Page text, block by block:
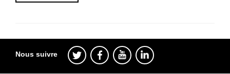
Nous suivre